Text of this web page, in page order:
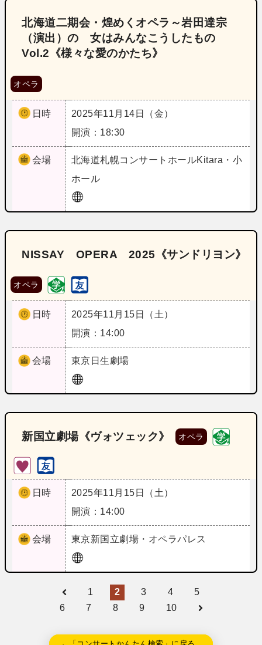
北海道二期会・煌めくオペラ～岩田達宗
（演出）の 女はみんなこうしたもの
Vol.2《様々な愛のかたち》
オペラ
日時
2025年11月14日（金）
開演：18:30
会場 北海道札幌コンサートホールKitara・小
ホール
NISSAY OPERA 2025《サンドリヨン》
オペラ
日時
2025年11月15日（土）
開演：14:00
会場 東京 日生劇場
新国立劇場《ヴォツェック》 オペラ
日時
2025年11月15日（土）
開演：14:00
会場 東京新国立劇場・オペラパレス
1 2 3 4
5
6
7 8 9 10